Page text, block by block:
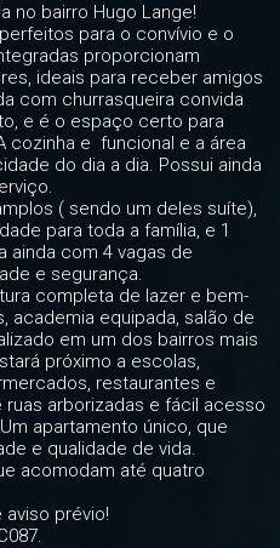
no bairro Hugo Lange!
para o convívio e o
proporcionam
ideais para receber amigos
com churrasqueira convida
e é o espaço certo para
cozinha e funcional e a área
do dia a dia. Possui ainda
( sendo um deles suíte),
para toda a família, e 1
ainda com 4 vagas de
e segurança.
completa de lazer e bem-
academia equipada, salão de
em um dos bairros mais
próximo a escolas,
restaurantes e
arborizadas e fácil acesso
apartamento único, que
e qualidade de vida.
acomodam até quatro
prévio!